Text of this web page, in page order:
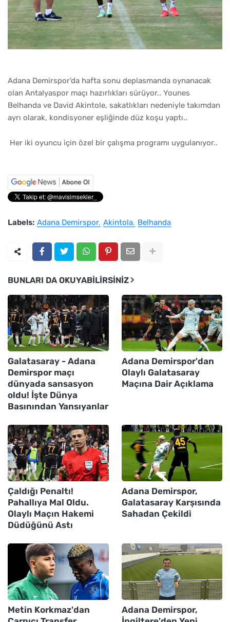
Adana Demirspor'da hafta sonu deplasmanda oynanacak
olan Antalyaspor maçı hazırlıkları sürüyor.. Younes
Belhanda ve David Akintole, sakatlıkları nedeniyle takımdan
ayrı olarak, kondisyoner eşliğinde düz koşu yaptı..
Her iki oyuncu için özel bir çalışma programı uygulanıyor..
Labels: Adana Demirspor Akintola Belhanda
BUNLARI DA OKUYABILIRSINIZ
Galatasaray - Adana
Demirspor maçı
dünyada sansasyon
oldu! İşte Dünya
Basınından Yansıyanlar
Adana Demirspor'dan
Olaylı Galatasaray
Maçına Dair Açıklama
Çaldığı Penaltı!
Pahallıya Mal Oldu.
Olaylı Maçın Hakemi
Düdüğünü Astı
Adana Demirspor,
Galatasaray Karşısında
Sahadan Çekildi
Metin Korkmaz'dan
Adana Demirspor,